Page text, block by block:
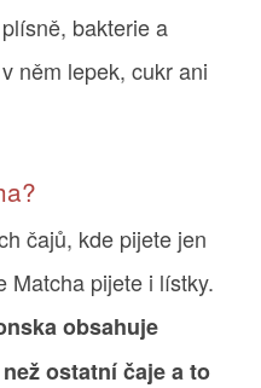
bakterie a
něm lepek, cukr ani
čajů, kde pijete jen
Matcha pijete i lístky.
obsahuje
ostatní čaje a to